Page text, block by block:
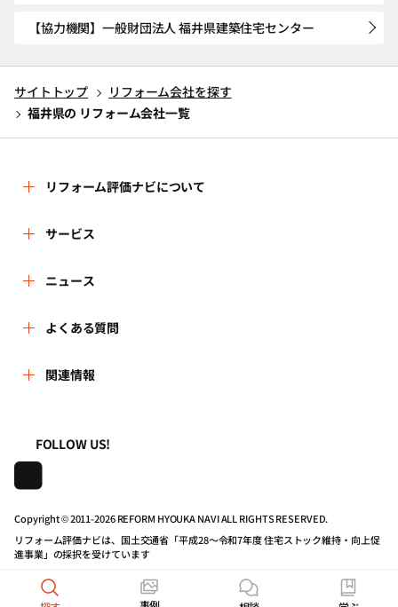
【協力機関】一般財団法人 福井県建築住宅センター
サイトトップ
リフォーム会社を探す
福井県の リフォーム会社一覧
リフォーム評価ナビについて
リフォーム評価ナビとは
運営体制
はじめての方へ
事務局へのお問い合せ
リフォーム会社一覧
住宅関連機関リンク集
リフォーム評価ナビPRO
サービス
リフォーム会社を探す
リフォーム事例を見る
リフォームを相談する
動画で学べるリフォームの基礎知識
マイページの活用
ニュース
新着情報
講習会・セミナー
よくある質問
よくある質問
プライバシーポリシー
動作推奨環境について
公式バナーのダウンロード
関連情報
株式会社日本建築住宅センター
FOLLOW US!
Copyright © 2011-2026 REFORM HYOUKA NAVI ALL RIGHTS RESERVED.
リフォーム評価ナビは、国土交通省「平成28～令和7年度 住宅ストック維持・向上促
進事業」の採択を受けています